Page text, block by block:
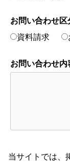
お問い合わせ区
資料請求
お問い合わせ内
当サイトでは、